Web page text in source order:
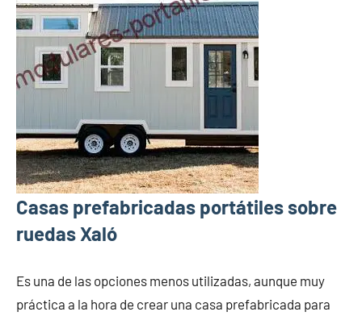
Casas prefabricadas portátiles sobre
ruedas Xaló
Es una de las opciones menos utilizadas, aunque muy
práctica a la hora de crear una casa prefabricada para